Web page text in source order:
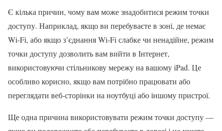
Є кілька причин, чому вам може знадобитися режим точки
доступу. Наприклад, якщо ви перебуваєте в зоні, де немає
Wi-Fi, або якщо з’єднання Wi-Fi слабке чи ненадійне, режим
точки доступу дозволить вам вийти в Інтернет,
використовуючи стільникову мережу на вашому iPad. Це
особливо корисно, якщо вам потрібно працювати або
переглядати веб-сторінки на ноутбуці або іншому пристрої.
Ще одна причина використовувати режим точки доступу —